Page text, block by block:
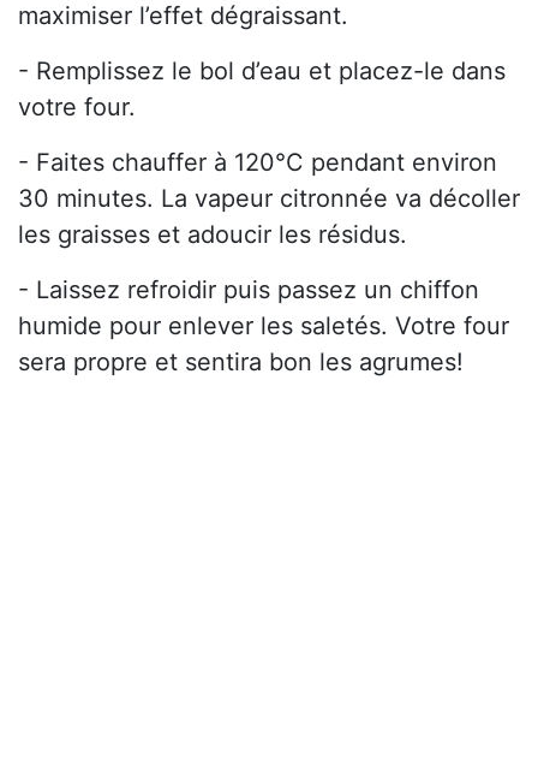
maximiser l’effet dégraissant.
- Remplissez le bol d’eau et placez-le dans
votre four.
- Faites chauffer à 120°C pendant environ
30 minutes. La vapeur citronnée va décoller
les graisses et adoucir les résidus.
- Laissez refroidir puis passez un chiffon
humide pour enlever les saletés. Votre four
sera propre et sentira bon les agrumes!